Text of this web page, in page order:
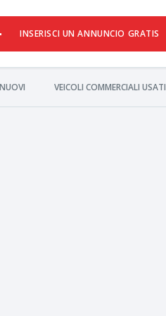
INSERISCI UN ANNUNCIO GRATIS
VEICOLI COMMERCIALI USATI